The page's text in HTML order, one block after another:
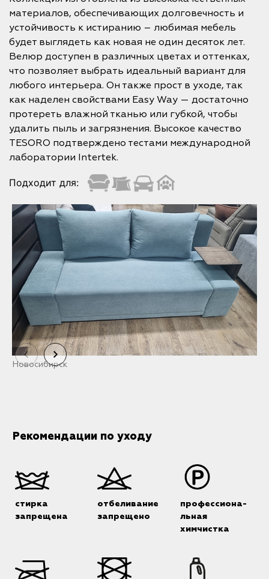
материалов, обеспечивающих долговечность и
устойчивость к истиранию – любимая мебель
будет выглядеть как новая не один десяток лет.
Велюр доступен в различных цветах и оттенках,
что позволяет выбрать идеальный вариант для
любого интерьера. Он также прост в уходе, так
как наделен свойствами Easy Way — достаточно
протереть влажной тканью или губкой, чтобы
удалить пыль и загрязнения. Высокое качество
TESORO подтверждено тестами международной
лаборатории Intertek.
Подходит для:
Новосибирск
Рекомендации по уходу
стирка
запрещена
отбеливание
запрещено
профессиона-
льная
химчистка